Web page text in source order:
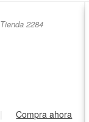
Tienda 2284
| Compra ahora